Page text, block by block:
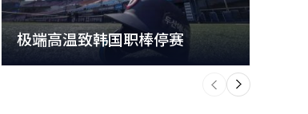
极端高温致韩国职棒停赛
下
一
个